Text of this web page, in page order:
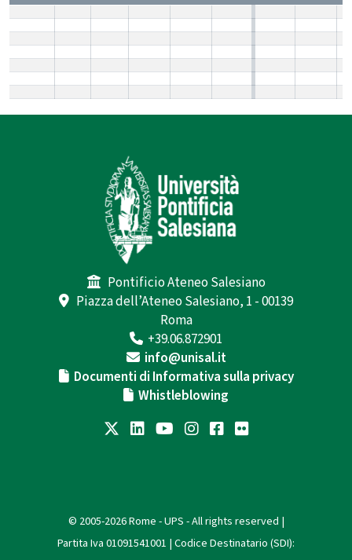
Pontificio Ateneo Salesiano
Piazza dell’Ateneo Salesiano, 1 - 00139
Roma
+39.06.872901
info@unisal.it
Documenti di Informativa sulla privacy
Whistleblowing
© 2005-2026 Rome - UPS - All rights reserved |
Partita Iva 01091541001 | Codice Destinatario (SDI):